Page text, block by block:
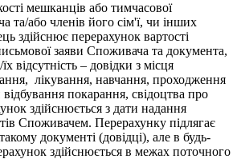
мешканців або тимчасової
та/або членів його сім'ї, чи інших
здійснює перерахунок вартості
заяви Споживача та документа,
відсутність – довідки з місця
лікування, навчання, проходження
покарання, свідоцтва про
здійснюється з дати надання
Споживачем. Перерахунку підлягає
документі (довідці), але в будь-
здійснюється в межах поточного